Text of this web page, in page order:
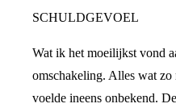
SCHULDGEVOEL
Wat ik het moeilijkst vond
omschakeling. Alles wat
voelde ineens onbekend.